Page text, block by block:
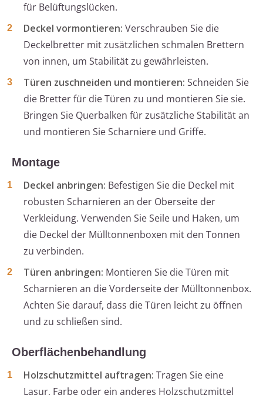
für Belüftungslücken.
Deckel vormontieren: Verschrauben Sie die
Deckelbretter mit zusätzlichen schmalen Brettern
von innen, um Stabilität zu gewährleisten.
Türen zuschneiden und montieren: Schneiden Sie
die Bretter für die Türen zu und montieren Sie sie.
Bringen Sie Querbalken für zusätzliche Stabilität an
und montieren Sie Scharniere und Griffe.
Montage
Deckel anbringen: Befestigen Sie die Deckel mit
robusten Scharnieren an der Oberseite der
Verkleidung. Verwenden Sie Seile und Haken, um
die Deckel der Mülltonnenboxen mit den Tonnen
zu verbinden.
Türen anbringen: Montieren Sie die Türen mit
Scharnieren an die Vorderseite der Mülltonnenbox.
Achten Sie darauf, dass die Türen leicht zu öffnen
und zu schließen sind.
Oberflächenbehandlung
Holzschutzmittel auftragen: Tragen Sie eine
Lasur, Farbe oder ein anderes Holzschutzmittel